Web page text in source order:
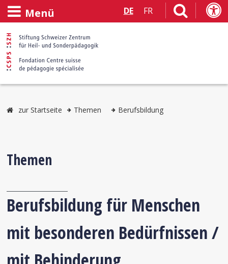
Menü DE FR
zur Startseite Themen Berufsbildung
Themen
Berufsbildung für Menschen
mit besonderen Bedürfnissen /